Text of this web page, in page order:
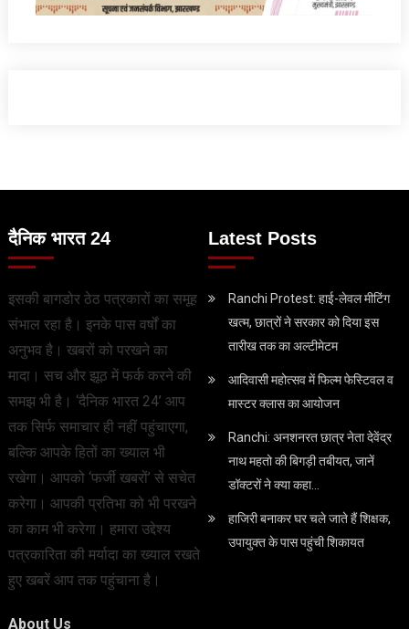
दैनिक भारत 24
इसकी बागडोर ठेठ पत्रकारों का समूह
संभाल रहा है। इनके पास वर्षों का
अनुभव है। खबरों को परखने का
मादा। सच और झूठ में फर्क करने की
समझ भी है। ‘दैनिक भारत 24’ आप
तक सिर्फ समाचार ही नहीं पहुंचाएगा,
बल्कि आपके हितों का ख्याल भी
रखेगा। आपको ‘फर्जी खबरों’ से सचेत
करेगा। आपकी प्रतिभा को भी परखने
का काम भी करेगा। हमारा उद्देश्य
पत्रकारिता की मर्यादा का ख्याल रखते
हुए खबरें आप तक पहुंचाना है।
About Us
Latest Posts
Ranchi Protest: हाई-लेवल मीटिंग
खत्म, छात्रों ने सरकार को दिया इस
तारीख तक का अल्टीमेटम
आदिवासी महोत्सव में फिल्म फेस्टिवल व
मास्टर क्लास का आयोजन
Ranchi: अनशनरत छात्र नेता देवेंद्र
नाथ महतो की बिगड़ी तबीयत, जानें
डॉक्टरों ने क्या कहा…
हाजिरी बनाकर घर चले जाते हैं शिक्षक,
उपायुक्त के पास पहुंची शिकायत